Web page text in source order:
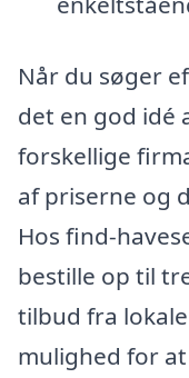
Når du søger
det en god idé
forskellige
af priserne og
Hos find-
bestille op til
tilbud fra
mulighed for